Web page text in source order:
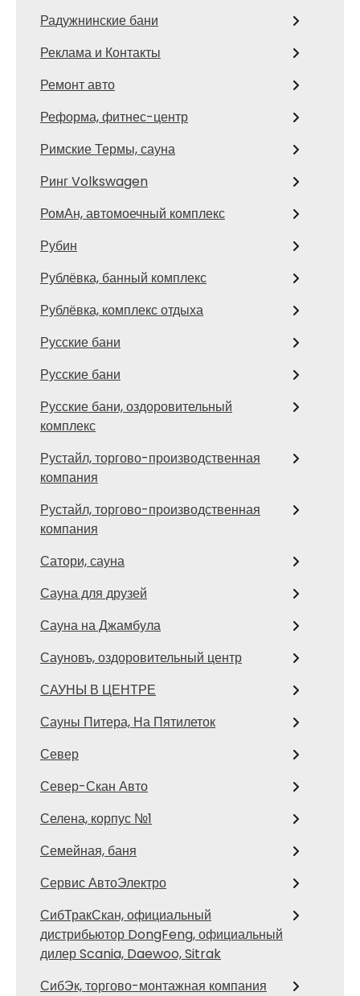
Радужнинские бани
Реклама и Контакты
Ремонт авто
Реформа, фитнес-центр
Римские Термы, сауна
Ринг Volkswagen
РомАн, автомоечный комплекс
Рубин
Рублёвка, банный комплекс
Рублёвка, комплекс отдыха
Русские бани
Русские бани
Русские бани, оздоровительный
комплекс
Рустайл, торгово-производственная
компания
Рустайл, торгово-производственная
компания
Сатори, сауна
Сауна для друзей
Сауна на Джамбула
Сауновъ, оздоровительный центр
САУНЫ В ЦЕНТРЕ
Сауны Питера, На Пятилеток
Север
Север-Скан Авто
Селена, корпус №1
Семейная, баня
Сервис АвтоЭлектро
СибТракСкан, официальный
дистрибьютор DongFeng, официальный
дилер Scania, Daewoo, Sitrak
СибЭк, торгово-монтажная компания